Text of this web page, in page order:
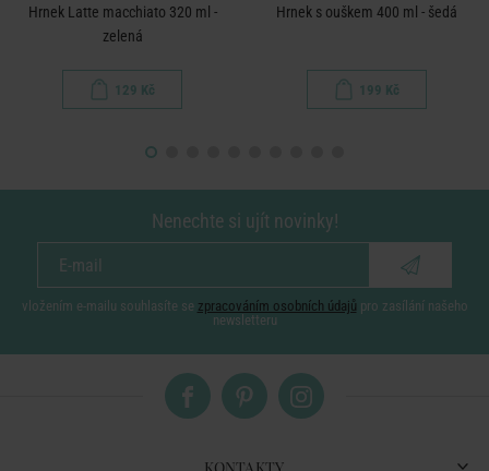
Hrnek Latte macchiato 320 ml -
zelená
129 Kč
Hrnek s ouškem 400 ml - šedá
199 Kč
Nenechte si ujít novinky!
vložením e-mailu souhlasíte se zpracováním osobních údajů pro zasílání našeho
newsletteru